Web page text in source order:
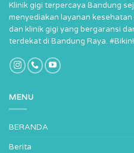
Klinik gigi terpercaya Bandung
menyediakan layanan
dan klinik gigi yang bergaransi
terdekat di Bandung Raya.
MENU
BERANDA
Berita